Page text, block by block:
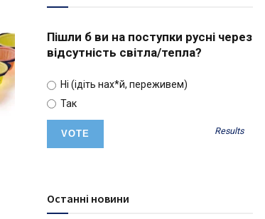
Пішли б ви на поступки русні через
відсутність світла/тепла?
Ні (ідіть нах*й, переживем)
Так
Results
Останні новини